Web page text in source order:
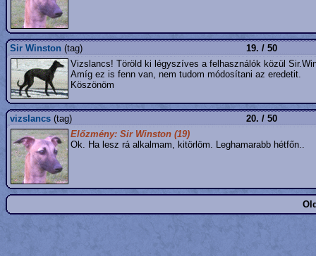
Sir Winston (tag)
19. / 50
Vizslancs! Töröld ki légyszíves a felhasználók közül
Amíg ez is fenn van, nem tudom módosítani az eredetit.
Köszönöm
vizslancs (tag)
20. / 50
Előzmény: Sir Winston (19)
Ok. Ha lesz rá alkalmam, kitörlöm. Leghamarabb hétfőn..